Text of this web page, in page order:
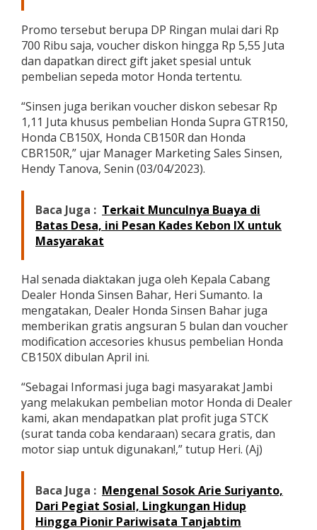
h
B
e
r
k
h
Promo tersebut berupa DP Ringan mulai dari Rp
700 Ribu saja, voucher diskon hingga Rp 5,55 Juta
dan dapatkan direct gift jaket spesial untuk
pembelian sepeda motor Honda tertentu.
“Sinsen juga berikan voucher diskon sebesar Rp
1,11 Juta khusus pembelian Honda Supra GTR150,
Honda CB150X, Honda CB150R dan Honda
CBR150R,” ujar Manager Marketing Sales Sinsen,
Hendy Tanova, Senin (03/04/2023).
Baca Juga : Terkait Munculnya Buaya di
Batas Desa, ini Pesan Kades Kebon IX untuk
Masyarakat
Hal senada diaktakan juga oleh Kepala Cabang
Dealer Honda Sinsen Bahar, Heri Sumanto. Ia
mengatakan, Dealer Honda Sinsen Bahar juga
memberikan gratis angsuran 5 bulan dan voucher
modification accesories khusus pembelian Honda
CB150X dibulan April ini.
“Sebagai Informasi juga bagi masyarakat Jambi
yang melakukan pembelian motor Honda di Dealer
kami, akan mendapatkan plat profit juga STCK
(surat tanda coba kendaraan) secara gratis, dan
motor siap untuk digunakan!,” tutup Heri. (Aj)
Baca Juga : Mengenal Sosok Arie Suriyanto,
Dari Pegiat Sosial, Lingkungan Hidup
Hingga Pionir Pariwisata Tanjabtim